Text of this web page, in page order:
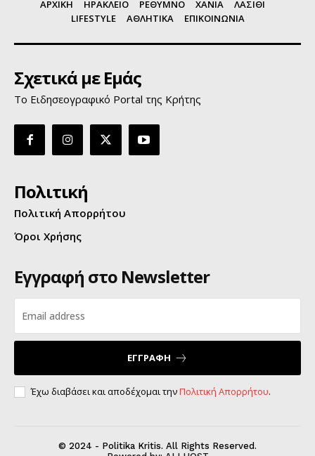
ΑΡΧΙΚΗ ΗΡΑΚΛΕΙΟ ΡΕΘΥΜΝΟ ΧΑΝΙΑ
ΛΑΣΙΘΙ
LIFESTYLE
ΑΘΛΗΤΙΚΑ ΕΠΙΚΟΙΝΩΝΙΑ
Σχετικά με Εμάς
Το Ειδησεογραφικό Portal της Κρήτης
Πολιτική
Πολιτική Απορρήτου
Όροι Χρήσης
Εγγραφή στο Newsletter
ΕΓΓΡΑΦΗ
Έχω διαβάσει και αποδέχομαι τηνΠολιτική Απορρήτου.
© 2024 - Politika Kritis. All Rights Reserved.